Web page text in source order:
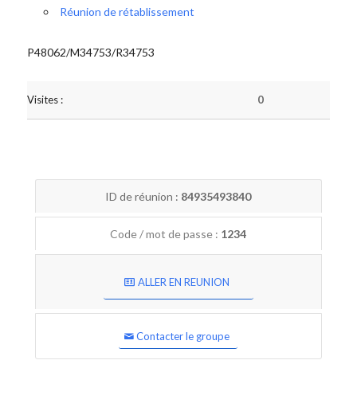
Réunion de rétablissement
P48062/M34753/R34753
Visites : 0
ID de réunion : 84935493840
Code / mot de passe : 1234
ALLER EN REUNION
Contacter le groupe